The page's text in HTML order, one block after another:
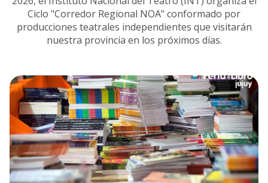
Ciclo "Corredor Regional NOA" conformado por
producciones teatrales independientes que visitarán
nuestra provincia en los próximos días.